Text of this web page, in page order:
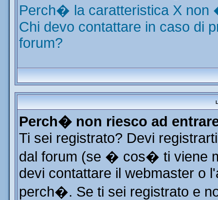
Perch� la caratteristica X non
Chi devo contattare in caso di
forum?
Perch� non riesco ad
Ti sei registrato? Devi
dal forum (se � cos� ti viene
devi contattare il webmaster o
perch�. Se ti sei registrato e